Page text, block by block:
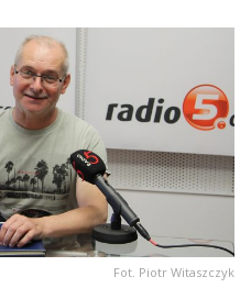
Fot. Piotr Witaszczyk